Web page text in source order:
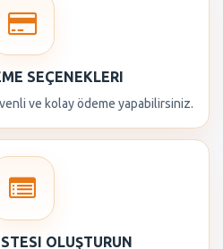
SEÇENEKLERI
ve kolay ödeme yapabilirsiniz.
OLUŞTURUN